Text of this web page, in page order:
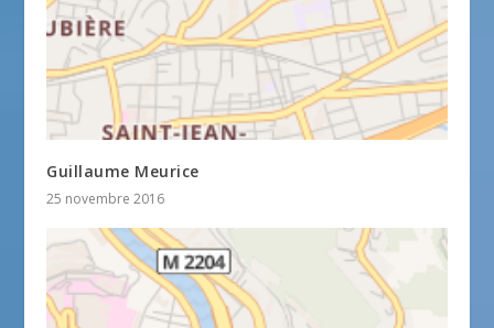
Guillaume Meurice
25 novembre 2016